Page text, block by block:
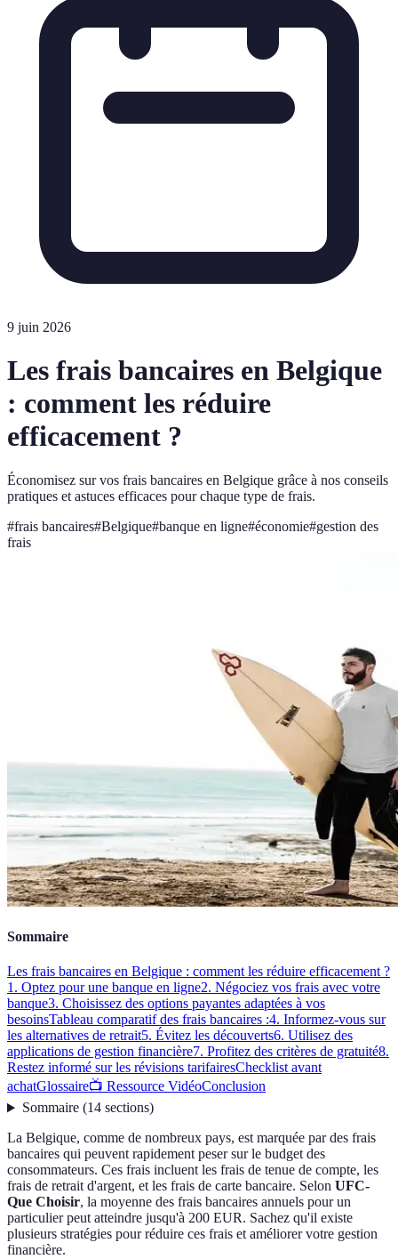
9 juin 2026
Les frais bancaires en Belgique
: comment les réduire
efficacement ?
Économisez sur vos frais bancaires en Belgique grâce à nos conseils
pratiques et astuces efficaces pour chaque type de frais.
#frais bancaires#Belgique#banque en ligne#économie#gestion des
frais
Sommaire
Les frais bancaires en Belgique : comment les réduire efficacement ?
1. Optez pour une banque en ligne2. Négociez vos frais avec votre
banque3. Choisissez des options payantes adaptées à vos
besoinsTableau comparatif des frais bancaires :4. Informez-vous sur
les alternatives de retrait5. Évitez les découverts6. Utilisez des
applications de gestion financière7. Profitez des critères de gratuité8.
Restez informé sur les révisions tarifairesChecklist avant
achatGlossaire📺 Ressource VidéoConclusion
Sommaire(14 sections)
La Belgique, comme de nombreux pays, est marquée par des frais
bancaires qui peuvent rapidement peser sur le budget des
consommateurs. Ces frais incluent les frais de tenue de compte, les
frais de retrait d'argent, et les frais de carte bancaire. Selon UFC-
Que Choisir, la moyenne des frais bancaires annuels pour un
particulier peut atteindre jusqu'à 200 EUR. Sachez qu'il existe
plusieurs stratégies pour réduire ces frais et améliorer votre gestion
financière.